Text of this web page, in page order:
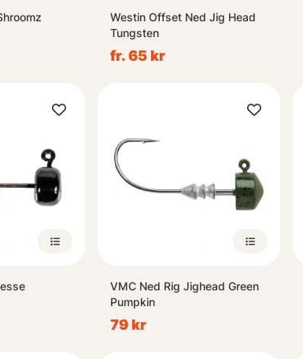
Westin Offset Ned Jig Head
Tungsten
fr. 65 kr
VMC Ned Rig Jighead Green
Pumpkin
79 kr